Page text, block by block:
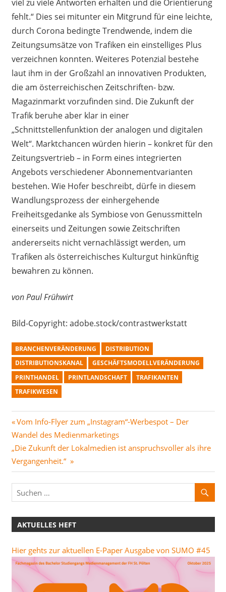
viel zu viele Antworten erhalten und die Orientierung
fehlt.“ Dies sei mitunter ein Mitgrund für eine leichte,
durch Corona bedingte Trendwende, indem die
Zeitungsumsätze von Trafiken ein einstelliges Plus
verzeichnen konnten. Weiteres Potenzial bestehe
laut ihm in der Großzahl an innovativen Produkten,
die am österreichischen Zeitschriften- bzw.
Magazinmarkt vorzufinden sind. Die Zukunft der
Trafik beruhe aber klar in einer
„Schnittstellenfunktion der analogen und digitalen
Welt“. Marktchancen würden hierin – konkret für den
Zeitungsvertrieb – in Form eines integrierten
Angebots verschiedener Abonnementvarianten
bestehen. Wie Hofer beschreibt, dürfe in diesem
Wandlungsprozess der einhergehende
Freiheitsgedanke als Symbiose von Genussmitteln
einerseits und Zeitungen sowie Zeitschriften
andererseits nicht vernachlässigt werden, um
Trafiken als österreichisches Kulturgut hinkünftig
bewahren zu können.
von Paul Frühwirt
Bild-Copyright: adobe.stock/contrastwerkstatt
BRANCHENVERÄNDERUNG
DISTRIBUTION
DISTRIBUTIONSKANAL
GESCHÄFTSMODELLVERÄNDERUNG
PRINTHANDEL
PRINTLANDSCHAFT
TRAFIKANTEN
TRAFIKWESEN
Beitragsnavigation
Vorheriger
Beitrag:
Vom Info-Flyer zum „Instagram“-Werbespot – Der
Wandel des Medienmarketings
Nächster
Beitrag:
„Die Zukunft der Lokalmedien ist anspruchsvoller als ihre
Vergangenheit.“
AKTUELLES HEFT
Hier gehts zur aktuellen E-Paper Ausgabe von SUMO #45